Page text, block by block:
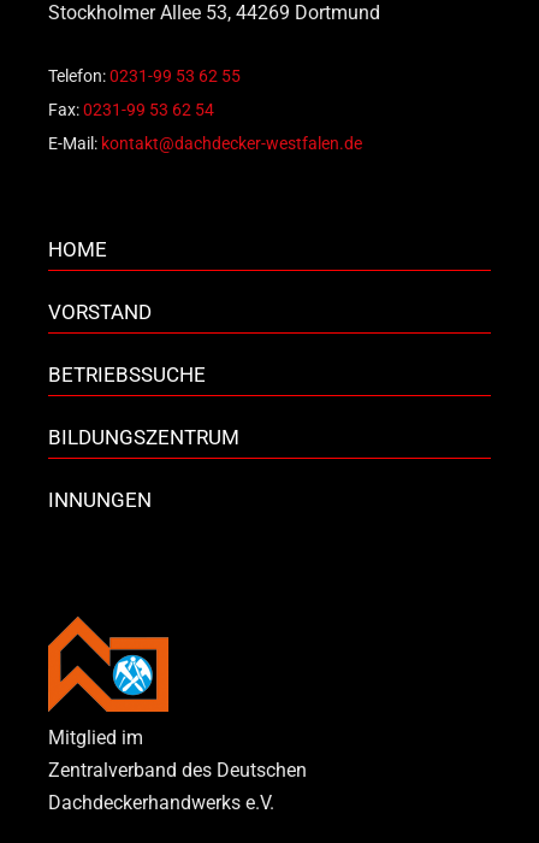
Stockholmer Allee 53, 44269 Dortmund
Telefon:0231-99 53 62 55
Fax:0231-99 53 62 54
E-Mail: kontakt@dachdecker-westfalen.de
HOME
VORSTAND
BETRIEBSSUCHE
BILDUNGSZENTRUM
INNUNGEN
Mitglied im
Zentralverband des Deutschen
Dachdeckerhandwerks e.V.